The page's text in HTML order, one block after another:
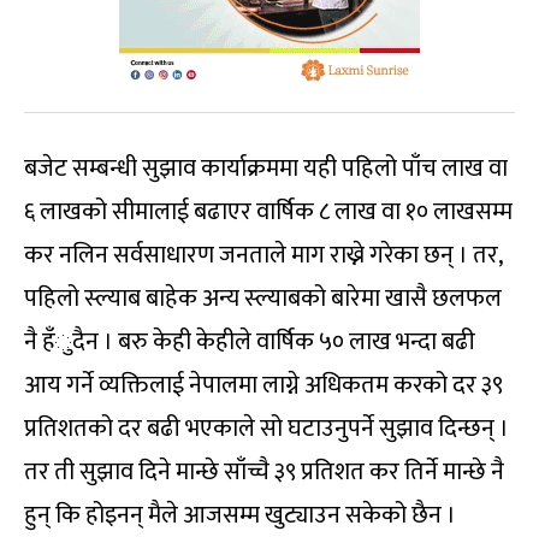
बजेट सम्बन्धी सुझाव कार्याक्रममा यही पहिलो पाँच लाख वा
६ लाखको सीमालाई बढाएर वार्षिक ८ लाख वा १० लाखसम्म
कर नलिन सर्वसाधारण जनताले माग राख्ने गरेका छन् । तर,
पहिलो स्ल्याब बाहेक अन्य स्ल्याबको बारेमा खासै छलफल
नै हँुदैन । बरु केही केहीले वार्षिक ५० लाख भन्दा बढी
आय गर्ने व्यक्तिलाई नेपालमा लाग्ने अधिकतम करको दर ३९
प्रतिशतको दर बढी भएकाले सो घटाउनुपर्ने सुझाव दिन्छन् ।
तर ती सुझाव दिने मान्छे साँच्चै ३९ प्रतिशत कर तिर्ने मान्छे नै
हुन् कि होइनन् मैले आजसम्म खुट्याउन सकेको छैन ।